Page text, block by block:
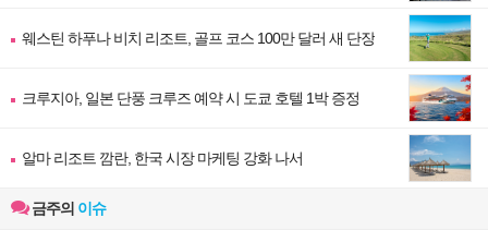
웨스틴 하푸나 비치 리조트, 골프 코스 100만 달러 새 단장
크루지아, 일본 단풍 크루즈 예약 시 도쿄 호텔 1박 증정
알마 리조트 깜란, 한국 시장 마케팅 강화 나서
금주의 이슈